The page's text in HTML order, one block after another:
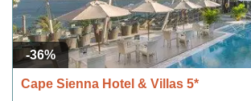
-36%
Cape Sienna Hotel & Villas 5*